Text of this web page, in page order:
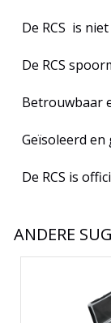
De RCS is
De RCS
Betrouwbaar
Geïsoleerd en
De RCS is
ANDERE